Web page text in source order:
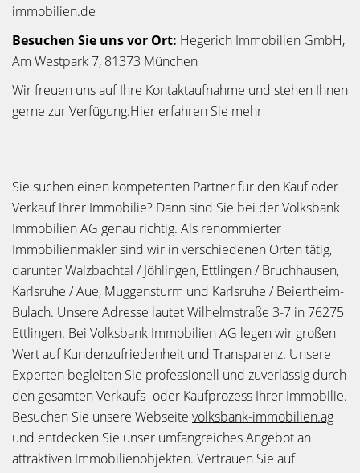
immobilien.de
Besuchen Sie uns vor Ort: Hegerich Immobilien GmbH,
Am Westpark 7, 81373 München
Wir freuen uns auf Ihre Kontaktaufnahme und stehen Ihnen
gerne zur Verfügung.Hier erfahren Sie mehr
Sie suchen einen kompetenten Partner für den Kauf oder
Verkauf Ihrer Immobilie? Dann sind Sie bei der Volksbank
Immobilien AG genau richtig. Als renommierter
Immobilienmakler sind wir in verschiedenen Orten tätig,
darunter Walzbachtal / Jöhlingen, Ettlingen / Bruchhausen,
Karlsruhe / Aue, Muggensturm und Karlsruhe / Beiertheim-
Bulach. Unsere Adresse lautet Wilhelmstraße 3-7 in 76275
Ettlingen. Bei Volksbank Immobilien AG legen wir großen
Wert auf Kundenzufriedenheit und Transparenz. Unsere
Experten begleiten Sie professionell und zuverlässig durch
den gesamten Verkaufs- oder Kaufprozess Ihrer Immobilie.
Besuchen Sie unsere Webseite volksbank-immobilien.ag
und entdecken Sie unser umfangreiches Angebot an
attraktiven Immobilienobjekten. Vertrauen Sie auf